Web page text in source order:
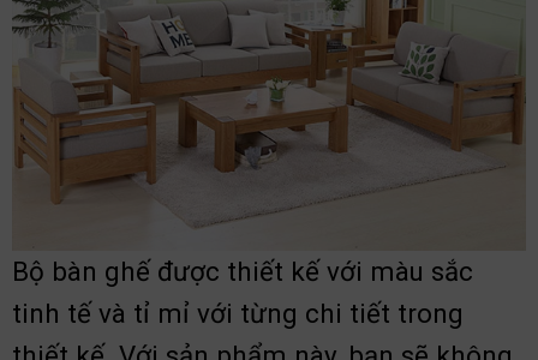
Bộ bàn ghế được thiết kế với màu sắc
tinh tế và tỉ mỉ với từng chi tiết trong